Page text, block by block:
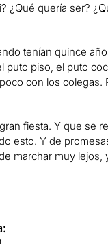
¿Qué quería ser?
tenían quince
puto piso, el puto
con los
fiesta. Y que se
esto. Y de
marchar muy